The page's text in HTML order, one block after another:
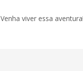
Venha viver essa aventura!